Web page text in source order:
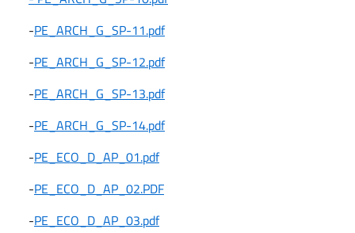
-PE_ARCH_G_SP-11.pdf
-PE_ARCH_G_SP-12.pdf
-PE_ARCH_G_SP-13.pdf
-PE_ARCH_G_SP-14.pdf
-PE_ECO_D_AP_01.pdf
-PE_ECO_D_AP_02.PDF
-PE_ECO_D_AP_03.pdf